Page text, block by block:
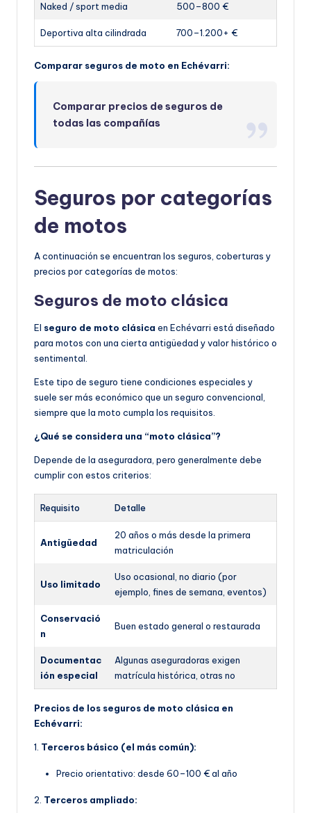
Naked / sport media 500–800 €
Deportiva alta cilindrada 700–1.200+ €
Comparar seguros de moto en Echévarri:
Comparar precios de seguros de
todas las compañías
Seguros por categorías
de motos
A continuación se encuentran los seguros, coberturas y
precios por categorías de motos:
Seguros de moto clásica
El seguro de moto clásica en Echévarri está diseñado
para motos con una cierta antigüedad y valor histórico o
sentimental.
Este tipo de seguro tiene condiciones especiales y
suele ser más económico que un seguro convencional,
siempre que la moto cumpla los requisitos.
¿Qué se considera una “moto clásica”?
Depende de la aseguradora, pero generalmente debe
cumplir con estos criterios:
Requisito Detalle
Antigüedad
20 años o más desde la primera
matriculación
Uso limitado
Uso ocasional, no diario (por
ejemplo, fines de semana, eventos)
Conservació
n
Buen estado general o restaurada
Documentac
ión especial
Algunas aseguradoras exigen
matrícula histórica, otras no
Precios de los seguros de moto clásica en
Echévarri:
1. Terceros básico (el más común):
Precio orientativo: desde 60–100 € al año
2. Terceros ampliado: